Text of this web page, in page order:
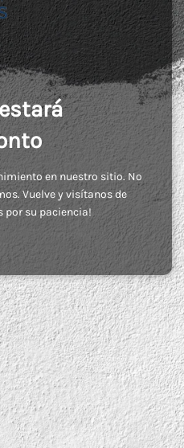
en nuestro sitio. No
Vuelve y visítanos de
por su paciencia!